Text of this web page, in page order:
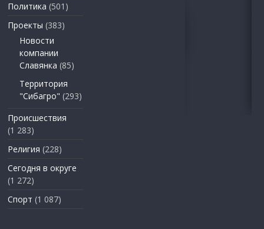
Политика (501)
Проекты (383)
Новости
компании
Славянка (85)
Территория
"Сибагро" (293)
Происшествия
(1 283)
Религия (228)
Сегодня в округе
(1 272)
Спорт (1 087)